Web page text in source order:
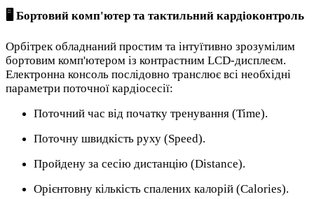
🖥️ Бортовий комп'ютер та тактильний кардіоконтроль
Орбітрек обладнаний простим та інтуїтивно зрозумілим
бортовим комп'ютером із контрастним LCD-дисплеєм.
Електронна консоль послідовно транслює всі необхідні
параметри поточної кардіосесії:
Поточний час від початку тренування (Time).
Поточну швидкість руху (Speed).
Пройдену за сесію дистанцію (Distance).
Орієнтовну кількість спалених калорій (Calories).